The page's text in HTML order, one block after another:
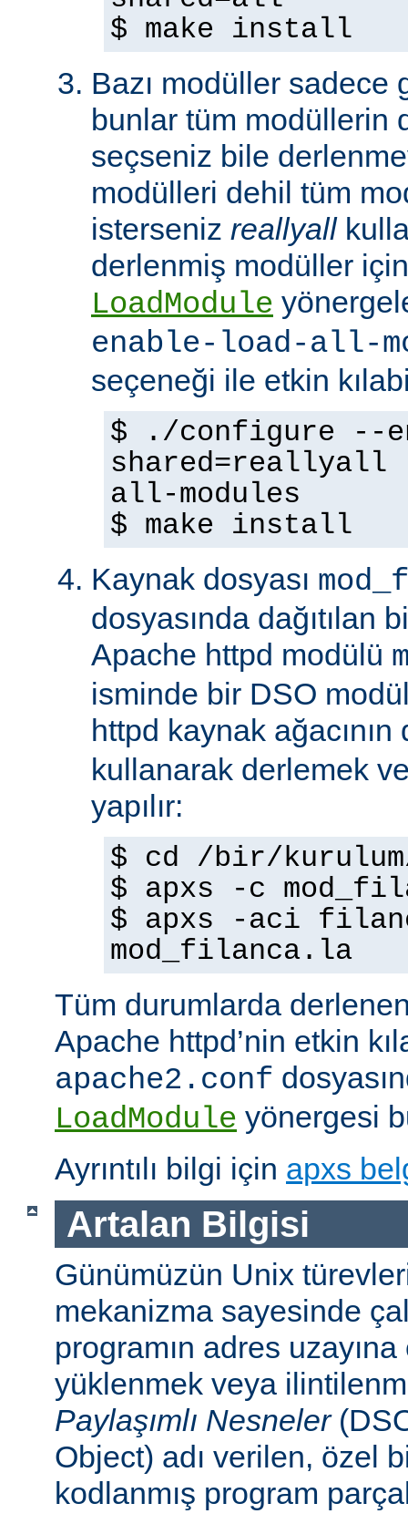
$ make install
Bazı modüller
bunlar tüm modüllerin
seçseniz bile
modülleri dehil tüm
isterseniz reallyall
derlenmiş modüller
LoadModule
enable-load-all-
seçeneği ile etkin
$ ./configure --
shared=reallyall
all-modules
$ make install
Kaynak dosyası
dosyasında dağıtılan
Apache httpd modülü
isminde bir DSO
httpd kaynak ağacının
kullanarak derlemek
yapılır:
$ cd /bir/
$ apxs -c
$ apxs -aci
mod_filanca.la
Tüm durumlarda
Apache httpd’nin etkin
apache2.conf
LoadModule yönergesi
Ayrıntılı bilgi için apxs
Artalan Bilgisi
Günümüzün Unix
mekanizma sayesinde
programın adres uzayına
yüklenmek veya
Paylaşımlı Nesneler
Object) adı verilen, özel
kodlanmış program